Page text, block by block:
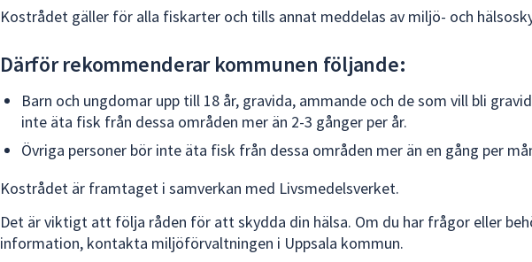
Kostrådet gäller för alla fiskarter och tills annat meddelas av miljö- och
Därför rekommenderar kommunen följande:
Barn och ungdomar upp till 18 år, gravida, ammande och de som vill bli
inte äta fisk från dessa områden mer än 2-3 gånger per år.
Övriga personer bör inte äta fisk från dessa områden mer än en gång per
Kostrådet är framtaget i samverkan med Livsmedelsverket.
Det är viktigt att följa råden för att skydda din hälsa. Om du har frågor eller
information, kontakta miljöförvaltningen i Uppsala kommun.